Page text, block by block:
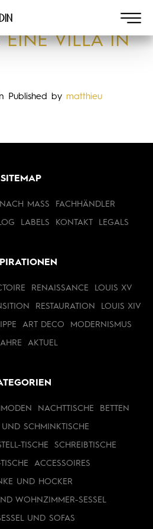
EINE VILLA IN
Published by matthieu
SITEMAP
NACH MASS FACHHÄNDLER
LABELS KONTAKT LEGALS
RENAISSANCE LOUIS XV
RESTAURATION LOUIS XIV
ART DECO MODERNISMUS
AKTUEL
NACHTTISCHE BETTEN
SCHMINKTISCHE
TISCHE SCHREIBTISCHE
ACCESSOIRES
UND HOCKER
WOHNZIMMER-SESSEL
UND SOFAS